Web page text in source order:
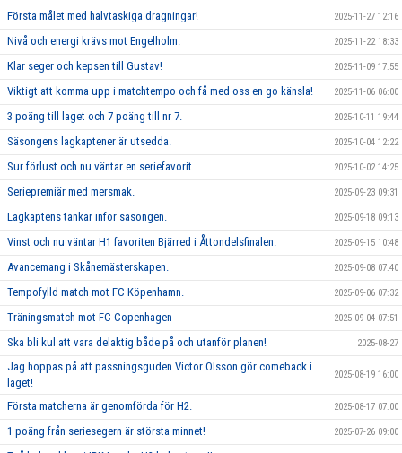
Första målet med halvtaskiga dragningar! 2025-11-27 12:16
Nivå och energi krävs mot Engelholm. 2025-11-22 18:33
Klar seger och kepsen till Gustav! 2025-11-09 17:55
Viktigt att komma upp i matchtempo och få med oss en go känsla! 2025-11-06 06:00
3 poäng till laget och 7 poäng till nr 7. 2025-10-11 19:44
Säsongens lagkaptener är utsedda. 2025-10-04 12:22
Sur förlust och nu väntar en seriefavorit 2025-10-02 14:25
Seriepremiär med mersmak. 2025-09-23 09:31
Lagkaptens tankar inför säsongen. 2025-09-18 09:13
Vinst och nu väntar H1 favoriten Bjärred i Åttondelsfinalen. 2025-09-15 10:48
Avancemang i Skånemästerskapen. 2025-09-08 07:40
Tempofylld match mot FC Köpenhamn. 2025-09-06 07:32
Träningsmatch mot FC Copenhagen 2025-09-04 07:51
Ska bli kul att vara delaktig både på och utanför planen! 2025-08-27
Jag hoppas på att passningsguden Victor Olsson gör comeback i
laget!
2025-08-19 16:00
Första matcherna är genomförda för H2. 2025-08-17 07:00
1 poäng från seriesegern är största minnet! 2025-07-26 09:00